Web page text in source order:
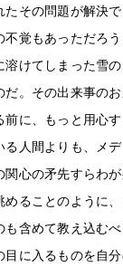
その問題が解決
覚もあっただろ
けてしまった雪
。その出来事の
に、もっと用心
人間よりも、メ
心の矛先すらわ
ることのように、
含めて教え込む
に入るものを自